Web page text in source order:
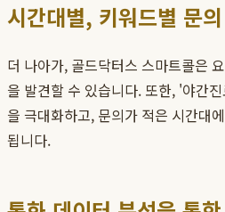
시간대별, 키워드별 문
더 나아가, 골드닥터스 스마트콜은
을 발견할 수 있습니다. 또한, '야간
을 극대화하고, 문의가 적은 시간대
됩니다.